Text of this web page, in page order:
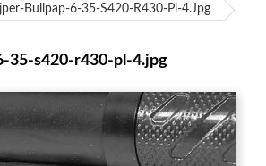
Bullpap-6-35-S420-R430-Pl-4.jpg
35-s420-r430-pl-4.jpg